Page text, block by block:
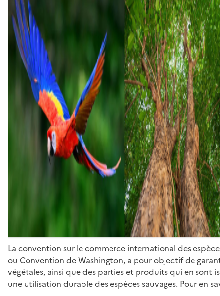
La convention sur le commerce international des
ou Convention de Washington, a pour objectif de
végétales, ainsi que des parties et produits qui en sont
une utilisation durable des espèces sauvages. Pour en